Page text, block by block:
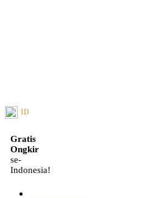
ID
Gratis
Ongkir
se-
Indonesia!